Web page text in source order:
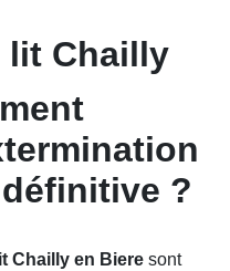
lit Chailly
?
Chailly en Biere sont